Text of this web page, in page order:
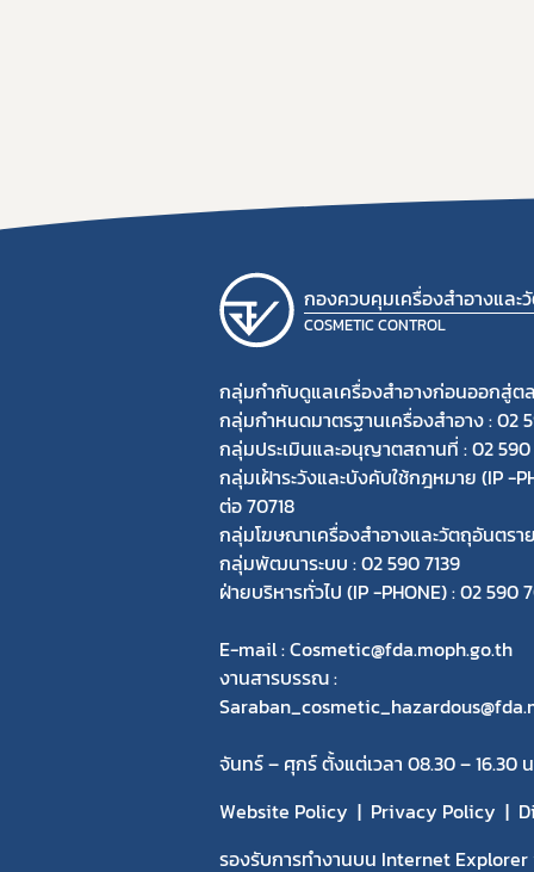
กองควบคุมเครื่องสำอางและ
COSMETIC CONTROL
กลุ่มกำกับดูแลเครื่องสำอางก่อนออกสู่ต
กลุ่มกำหนดมาตรฐานเครื่องสำอาง : 02
กลุ่มประเมินและอนุญาตสถานที่ : 02 590
กลุ่มเฝ้าระวังและบังคับใช้กฎหมาย (IP -
ต่อ 70718
กลุ่มโฆษณาเครื่องสำอางและวัตถุอันตรา
กลุ่มพัฒนาระบบ : 02 590 7139
ฝ่ายบริหารทั่วไป (IP -PHONE) : 02 590
E-mail : Cosmetic@fda.moph.go.th
งานสารบรรณ :
จันทร์ – ศุกร์ ตั้งแต่เวลา 08.30 – 16.30
Website Policy
Privacy Policy
รองรับการทำงานบน Internet